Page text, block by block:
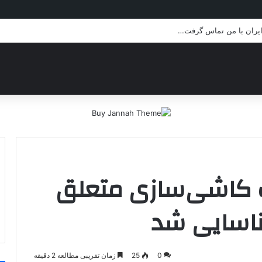
ایران با من تماس گرفت…
متعلق
شد
0
25 زمان تقریبی مطالعه 2 دقیقه